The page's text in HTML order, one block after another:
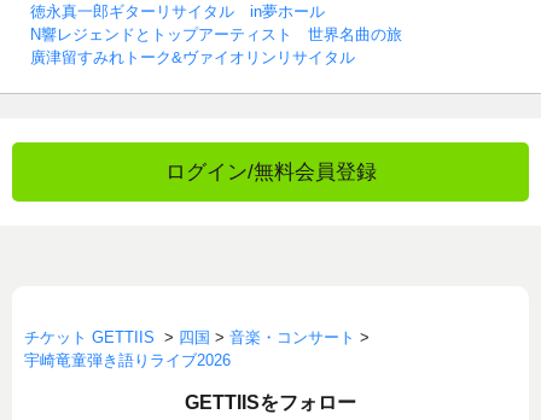
徳永真一郎ギターリサイタル in夢ホール
N響レジェンドとトップアーティスト 世界名曲の旅
廣津留すみれトーク&ヴァイオリンリサイタル
ログイン/無料会員登録
チケット GETTIIS > 四国 > 音楽・コンサート >
宇崎竜童弾き語りライブ2026
GETTIISをフォロー